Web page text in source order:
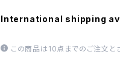
International shipping
この商品は10点までのご注文と